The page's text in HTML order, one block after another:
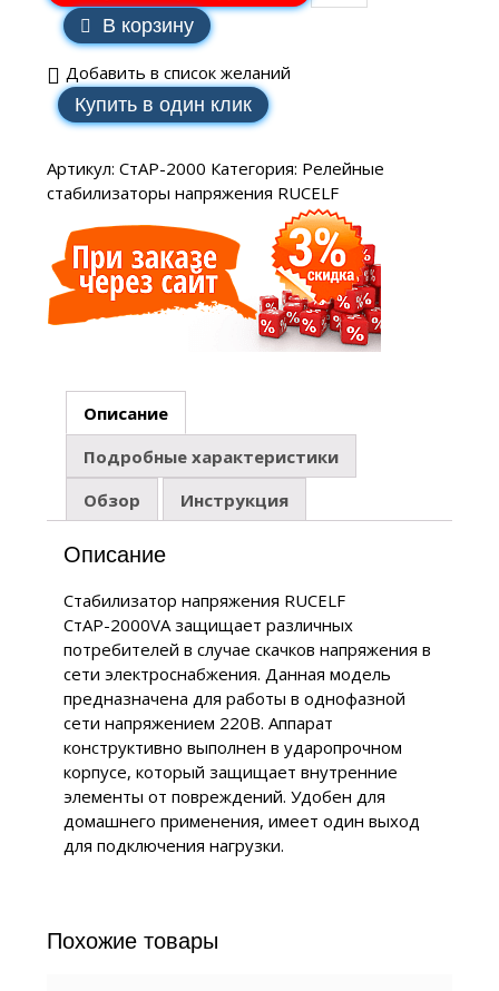
В корзину
Добавить в список желаний
Купить в один клик
Артикул: СтАР-2000 Категория: Релейные
стабилизаторы напряжения RUCELF
Описание
Подробные характеристики
Обзор
Инструкция
Описание
Стабилизатор напряжения RUCELF
СтАР-2000VA защищает различных
потребителей в случае скачков напряжения в
сети электроснабжения. Данная модель
предназначена для работы в однофазной
сети напряжением 220В. Аппарат
конструктивно выполнен в ударопрочном
корпусе, который защищает внутренние
элементы от повреждений. Удобен для
домашнего применения, имеет один выход
для подключения нагрузки.
Похожие товары